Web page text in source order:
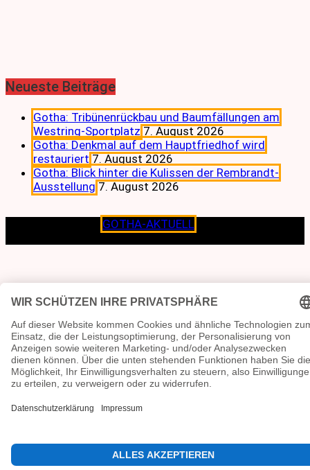
Neueste Beiträge
Gotha: Tribünenrückbau und Baumfällungen am
Westring-Sportplatz 7. August 2026
Gotha: Denkmal auf dem Hauptfriedhof wird
restauriert 7. August 2026
Gotha: Blick hinter die Kulissen der Rembrandt-
Ausstellung 7. August 2026
GOTHA-AKTUELL
Lokalen verpflichtet.